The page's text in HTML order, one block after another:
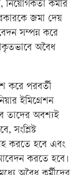
কর্মীর
জমা দেয়
সম্পন্ন করে
অবৈধ
করে পরবর্তী
ইমিগ্রেশন
তাদের অবশ্যই
সংশ্লিষ্ট
করতে হবে এবং
করতে হবে।